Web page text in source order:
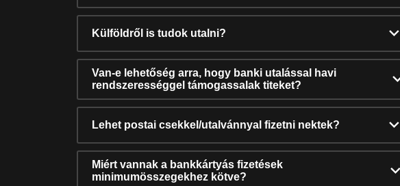
Külföldről is tudok utalni?
Van-e lehetőség arra, hogy banki utalással havi
rendszerességgel támogassalak titeket?
Lehet postai csekkel/utalvánnyal fizetni nektek?
Miért vannak a bankkártyás fizetések
minimumösszegekhez kötve?